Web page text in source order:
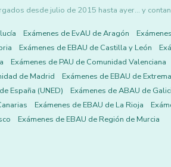
desde julio de 2015 hasta ayer... y
Exámenes de EvAU de Aragón
Exámenes de EBAU de Castilla y León
Exámenes de PAU de Comunidad Valenciana
de Madrid
Exámenes de EBAU de
España (UNED)
Exámenes de ABAU de
Exámenes de EBAU de La Rioja
Exámenes de EBAU de Región de Murcia